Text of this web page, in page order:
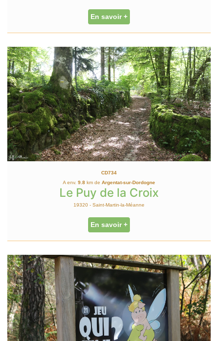
En savoir +
CD734
A env. 9.8 km de Argentat-sur-Dordogne
Le Puy de la Croix
19320 - Saint-Martin-la-Méanne
En savoir +